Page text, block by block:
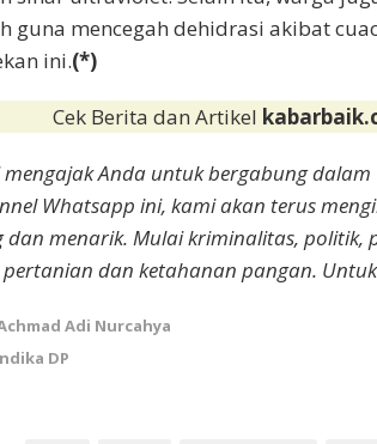
guna mencegah dehidrasi akibat
ini.(*)
Cek Berita dan Artikel
mengajak Anda untuk bergabung
Whatsapp ini, kami akan terus
dan menarik. Mulai kriminalitas,
pertanian dan ketahanan pangan.
Adi Nurcahya
DP